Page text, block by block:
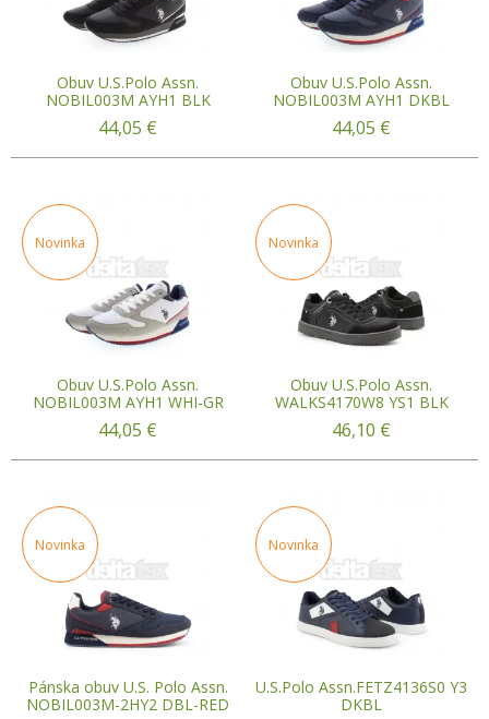
Obuv U.S.Polo Assn.
NOBIL003M AYH1 BLK
44,05 €
Obuv U.S.Polo Assn.
NOBIL003M AYH1 DKBL
44,05 €
Novinka
Obuv U.S.Polo Assn.
NOBIL003M AYH1 WHI-GR
44,05 €
Novinka
Obuv U.S.Polo Assn.
WALKS4170W8 YS1 BLK
46,10 €
Novinka
Pánska obuv U.S. Polo Assn.
NOBIL003M-2HY2 DBL-RED
Novinka
U.S.Polo Assn.FETZ4136S0 Y3
DKBL